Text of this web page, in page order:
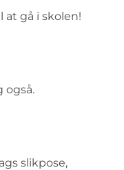
at gå i skolen!
også.
slikpose,